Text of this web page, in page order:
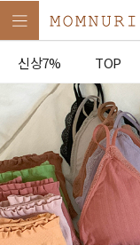
신상7% TOP